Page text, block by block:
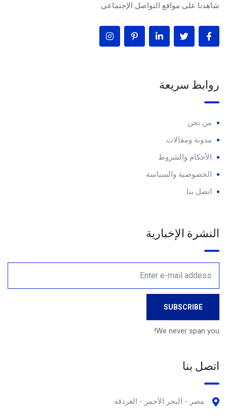
شاهدنا على مواقع التواصل الإجتماعى
روابط سريعة
من نحن
مدونة ومقالات
الأحكام والشروط
الخصوصية والسياسة
اتصل بنا
النشرة الإخبارية
We never span you!
اتصل بنا
مصر - البحر الأحمر - الغردقة